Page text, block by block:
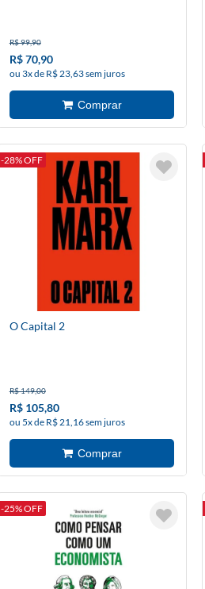
R$ 99,90
R$ 70,90
ou 3x de R$ 23,63 sem juros
-28% OFF
O Capital 2
R$ 149,00
R$ 105,80
ou 5x de R$ 21,16 sem juros
-25% OFF